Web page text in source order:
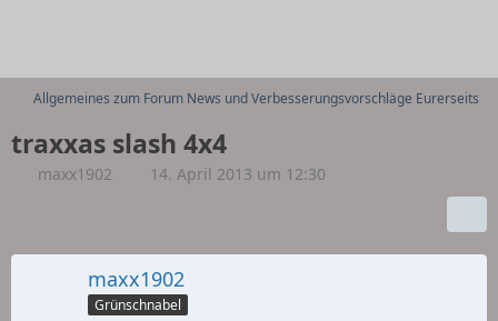
Allgemeines zum Forum News und Verbesserungsvorschläge Eurerseits
traxxas slash 4x4
maxx1902 14. April 2013 um 12:30
maxx1902
Grünschnabel